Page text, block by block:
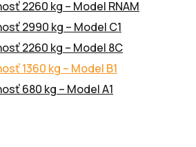
2260 kg – Model RNAM
2990 kg – Model C1
2260 kg – Model 8C
1360 kg – Model B1
680 kg – Model A1